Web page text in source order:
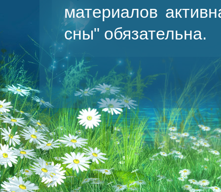
материалов
сны" обязательна.